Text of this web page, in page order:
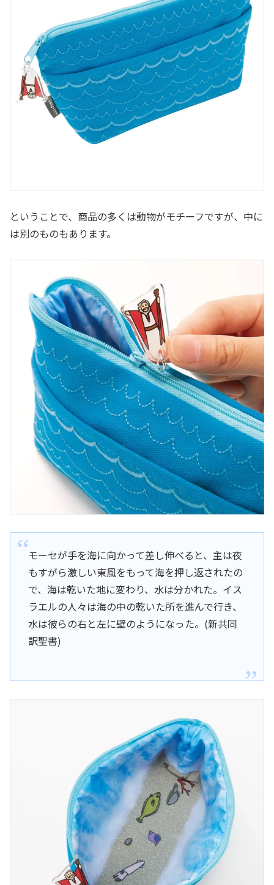
ということで、商品の多くは動物がモチーフですが、中に
は別のものもあります。
モーセが手を海に向かって差し伸べると、主は夜
もすがら激しい東風をもって海を押し返されたの
で、海は乾いた地に変わり、水は分かれた。イス
ラエルの人々は海の中の乾いた所を進んで行き、
水は彼らの右と左に壁のようになった。(新共同
訳聖書)